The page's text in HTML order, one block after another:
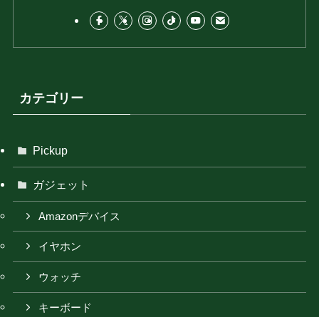
カテゴリー
Pickup
ガジェット
Amazonデバイス
イヤホン
ウォッチ
キーボード